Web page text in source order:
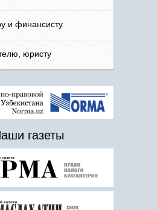
и финансисту
юристу
газеты